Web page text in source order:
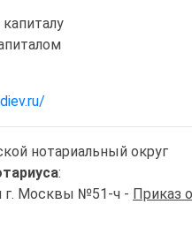
нотариальный округ
:
г. Москвы №51-ч - Приказ